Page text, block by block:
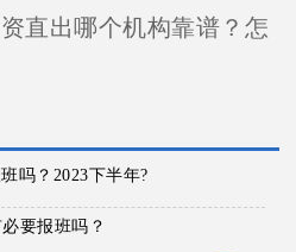
直出哪个机构靠谱？怎
吗？2023下半年?
要报班吗？